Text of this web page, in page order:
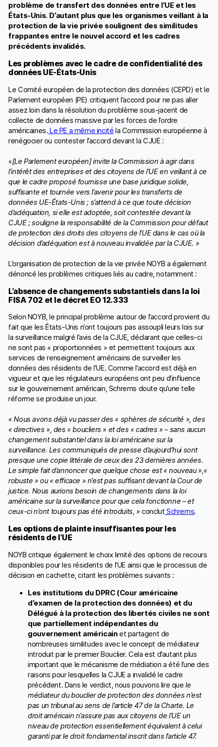
problème de transfert des données entre l’UE et les
États-Unis. D’autant plus que les organismes veillant à la
protection de la vie privée soulignent des similitudes
frappantes entre le nouvel accord et les cadres
précédents invalidés.
Les problèmes avec le cadre de confidentialité des
données UE-États-Unis
Le Comité européen de la protection des données (CEPD) et le
Parlement européen (PE) critiquent l’accord pour ne pas aller
assez loin dans la résolution du problème sous-jacent de
collecte de données massive par les forces de l’ordre
américaines. Le PE a même incité la Commission européenne à
renégocier ou contester l’accord devant la CJUE :
«[Le Parlement européen] invite la Commission à agir dans
l’intérêt des entreprises et des citoyens de l’UE en veillant à ce
que le cadre proposé fournisse une base juridique solide,
suffisante et tournée vers l’avenir pour les transferts de
données UE-États-Unis ; s’attend à ce que toute décision
d’adéquation, si elle est adoptée, soit contestée devant la
CJUE ; souligne la responsabilité de la Commission pour défaut
de protection des droits des citoyens de l’UE dans le cas où la
décision d’adéquation est à nouveau invalidée par la CJUE. »
L’organisation de protection de la vie privée NOYB a également
dénoncé les problèmes critiques liés au cadre, notamment :
L’absence de changements substantiels dans la loi
FISA 702 et le décret EO 12.333
Selon NOYB, le principal problème autour de l’accord provient du
fait que les États-Unis n’ont toujours pas assoupli leurs lois sur
la surveillance malgré l’avis de la CJUE, déclarant que celles-ci
ne sont pas « proportionnées » et permettent toujours aux
services de renseignement américains de surveiller les
données des résidents de l’UE. Comme l’accord est déjà en
vigueur et que les régulateurs européens ont peu d’influence
sur le gouvernement américain, Schrems doute qu’une telle
réforme se produise un jour.
« Nous avons déjà vu passer des « sphères de sécurité », des
« directives », des « boucliers » et des « cadres » – sans aucun
changement substantiel dans la loi américaine sur la
surveillance. Les communiqués de presse d’aujourd’hui sont
presque une copie littérale de ceux des 23 dernières années.
Le simple fait d’annoncer que quelque chose est « nouveau »,«
robuste » ou « efficace » n’est pas suffisant devant la Cour de
justice. Nous aurions besoin de changements dans la loi
américaine sur la surveillance pour que cela fonctionne – et
ceux-ci n’ont toujours pas été introduits, » conclut Schrems.
Les options de plainte insuffisantes pour les
résidents de l’UE
NOYB critique également le choix limité des options de recours
disponibles pour les résidents de l’UE ainsi que le processus de
décision en cachette, citant les problèmes suivants :
Les institutions du DPRC (Cour américaine
d’examen de la protection des données) et du
Délégué à la protection des libertés civiles ne sont
que partiellement indépendantes du
gouvernement américainet partagent de
nombreuses similitudes avec le concept de médiateur
introduit par le premier Bouclier. Cela est d’autant plus
important que le mécanisme de médiation a été l’une des
raisons pour lesquelles la CJUE a invalidé le cadre
précédent. Dans le verdict, nous pouvons lire quele
médiateur du bouclier de protection des données n’est
pas un tribunal au sens de l’article 47 de la Charte. Le
droit américain n’assure pas aux citoyens de l’UE un
niveau de protection essentiellement équivalent à celui
garanti par le droit fondamental inscrit dans l’article 47.